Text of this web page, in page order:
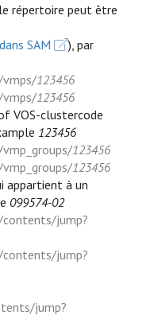
répertoire peut être
SAM
), par
123456
123456
VOS-clustercode
123456
123456
123456
appartient à un
099574-02
jump?
jump?
jump?